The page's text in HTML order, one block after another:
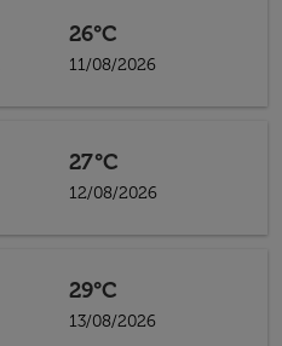
26°C
11/08/2026
27°C
12/08/2026
29°C
13/08/2026